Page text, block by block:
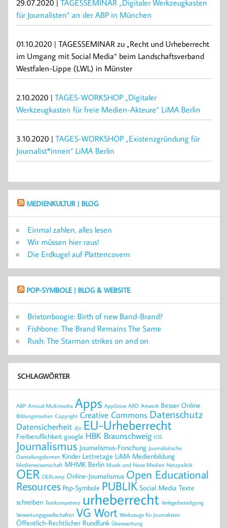
29.07.2020 | TAGESSEMINAR „Digitaler Werkzeugkasten
für Journalisten“ an der ABP in München
01.10.2020 | TAGESSEMINAR zu „Recht und Urheberrecht
im Umgang mit Social Media“ beim Landschaftsverband
Westfalen-Lippe (LWL) in Münster
2.10.2020 | TAGES-WORKSHOP „Digitaler
Werkzeugkasten für freie Medien-Akteure“ LiMA Berlin
3.10.2020 | TAGES-WORKSHOP „Existenzgründung für
Journalist*innen“ LiMA Berlin
MEDIENKULTUR | BLOG
Einmal zahlen, alles lesen
Wir müssen hier raus!
Die Erdkugel auf Plattencovern
POP-SYMBOLE | BLOG & WEBSITE
Brixtonboogie: Birth of new Band-Brand?
Fishbone: The Brand Remains The Same
Rush: The Starman strikes on and on
SCHLAGWÖRTER
ABP Annual Multimedia Apps AppStore ARD Artwork Besser Online
Bildungsmedien Copyright Creative Commons Datenschutz
Datensicherheit djv EU-Urheberrecht
Freiberuflichkeit google HBK Braunschweig IOS
Journalismus Journalismus-Forschung Journalistische
Darstellungsformen Kinder Lettretage LiMA Medienbildung
Medienwissenschaft MHMK Berlin Musik und Neue Medien Netzpolitik
OER OERcamp Online-Journalismus Open Educational
Resources Pop-Symbole PUBLIK Social Media Texte
schreiben Textkompetenz urheberrecht Verlegerbeteiligung
Verwertungsgesellschaften VG Wort Werkzeuge für Journalisten
Öffentlich-Rechtlicher Rundfunk Überwachung